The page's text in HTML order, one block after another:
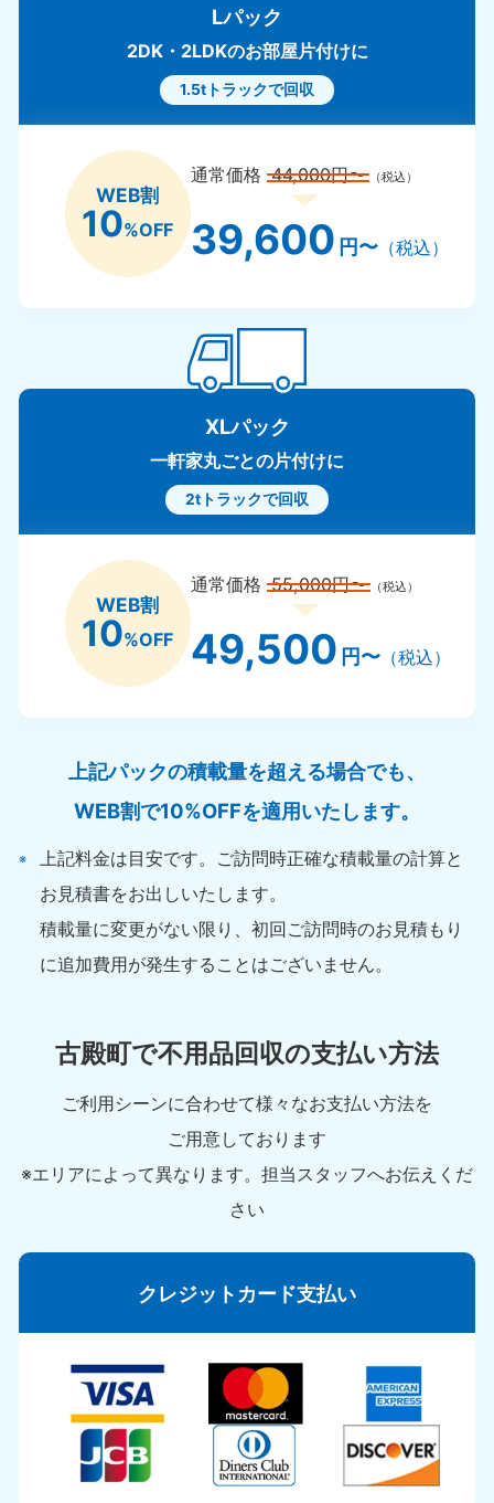
Lパック
2DK・2LDKのお部屋片付けに
1.5tトラックで回収
WEB割
10%OFF
通常価格44,000円〜 （税込）
39,600 円〜（税込）
XLパック
一軒家丸ごとの片付けに
2tトラックで回収
WEB割
10%OFF
通常価格55,000円〜 （税込）
49,500 円〜（税込）
上記パックの積載量を超える場合でも、
WEB割で10%OFFを適用いたします。
上記料金は目安です。ご訪問時正確な積載量の計算と
お見積書をお出しいたします。
積載量に変更がない限り、初回ご訪問時のお見積もり
に追加費用が発生することはございません。
古殿町で不用品回収の支払い方法
ご利用シーンに合わせて様々なお支払い方法を
ご用意しております
※エリアによって異なります。担当スタッフへお伝えくだ
さい
クレジットカード支払い